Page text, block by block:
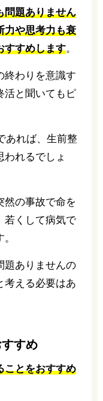
問題ありません
力や思考力も衰
すすめします。
終わりを意識す
活と聞いてもピ
あれば、生前整
れるでしょ
然の事故で命を
若くして病気で
題ありませんの
考える必要はあ
すめ
ことをおすすめ